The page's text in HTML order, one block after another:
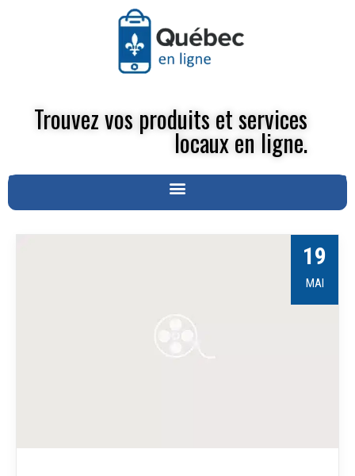
Trouvez vos produits et services
locaux en ligne.
19
MAI